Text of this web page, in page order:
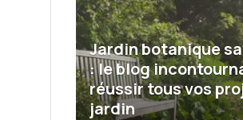
Jardin botanique
: le blog
réussir tous vos
jardin